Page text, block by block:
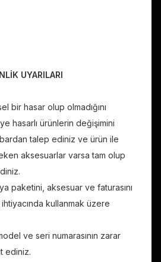
UYARILARI
bir hasar olup olmadığını
hasarlı ürünlerin değişimini
talep ediniz ve ürün ile
aksesuarlar varsa tam olup
paketini, aksesuar ve faturasını
kullanmak üzere
ve seri numarasının zarar
ediniz.